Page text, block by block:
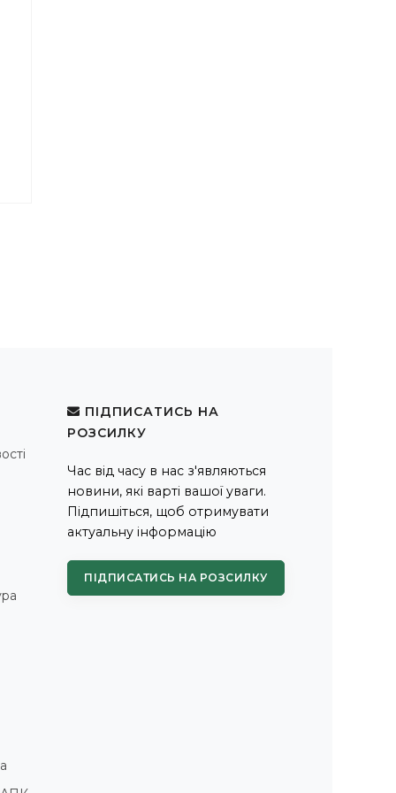
ПІДПИСАТИСЬ НА
РОЗСИЛКУ
Час від часу в нас з'являються
новини, які варті вашої уваги.
Підпишіться, щоб отримувати
актуальну інформацію
ПІДПИСАТИСЬ НА РОЗСИЛКУ